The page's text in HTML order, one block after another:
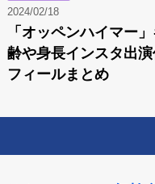
2024/02/18
「オッペンハイマー
齢や身長インスタ出
フィールまとめ